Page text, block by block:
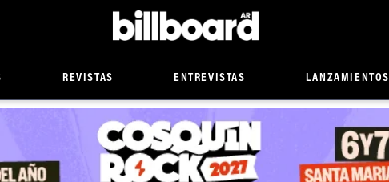
Billboard
REVISTAS ENTREVISTAS LANZAMIENTOS